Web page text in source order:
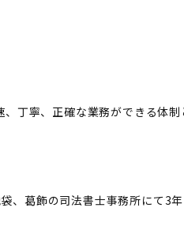
丁寧、正確な業務ができる体制
、葛飾の司法書士事務所にて3